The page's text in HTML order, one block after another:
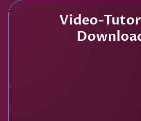
Video-